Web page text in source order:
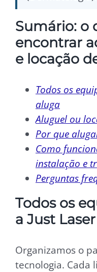
Sumário: o
encontrar
e locação
Todos os
aluga
Aluguel ou
Por que
Como
instalação e
Perguntas
Todos os
a Just
Organizamos o
tecnologia. Cada